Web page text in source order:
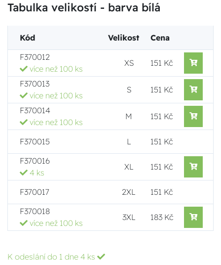
Tabulka velikostí - barva bílá
Kód Velikost
Cena
F370012
více než 100 ks
XS 151 Kč
F370013
více než 100 ks
S 151 Kč
F370014
více než 100 ks
M 151 Kč
F370015 L
151 Kč
F370016
4 ks
XL 151 Kč
F370017 2XL
151 Kč
F370018
více než 100 ks
3XL 183 Kč
K odeslání do 1 dne 4 ks